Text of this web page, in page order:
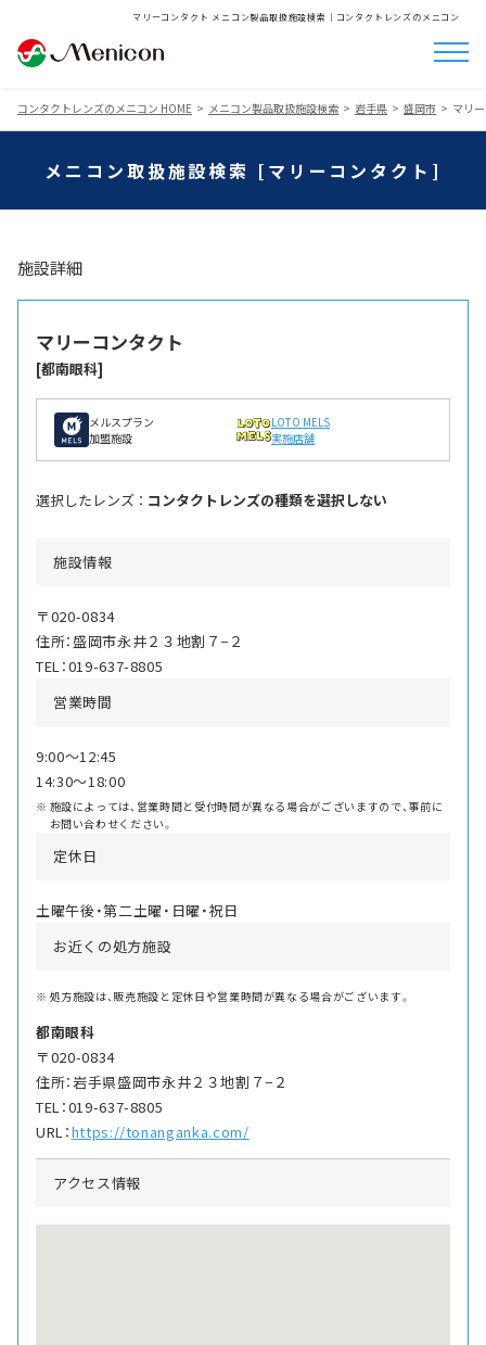
マリーコンタクト メニコン製品取扱施設検索│コンタクトレンズのメニコン
コンタクトレンズのメニコン HOME メニコン製品取扱施設検索 岩手県 盛岡市 マリ
メニコン取扱施設検索 [マリーコンタクト]
施設詳細
マリーコンタクト
[都南眼科]
メルスプラン
加盟施設
LOTO MELS
実施店舗
選択したレンズ ： コンタクトレンズの種類を選択しない
施設情報
〒020-0834
住所：盛岡市永井２３地割７−２
TEL：019-637-8805
営業時間
9:00〜12:45
14:30〜18:00
施設によっては、営業時間と受付時間が異なる場合がございますので、事前に
お問い合わせください。
定休日
土曜午後・第二土曜・日曜・祝日
お近くの処方施設
処方施設は、販売施設と定休日や営業時間が異なる場合がございます。
都南眼科
〒020-0834
住所：岩手県盛岡市永井２３地割７−２
TEL：019-637-8805
URL：https://tonanganka.com/
アクセス情報